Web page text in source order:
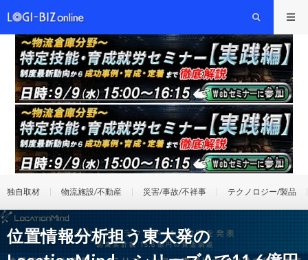
独自取材 物流施設/不動産 災害/事故/不祥事 テクノロジー/製品
位置情報分析担う東大発の